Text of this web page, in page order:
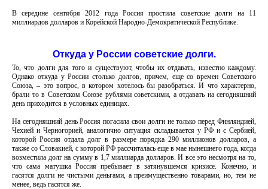
В середине сентября 2012 года Россия простила советские долги на 11
миллиардов долларов и Корейской Народно-Демократической Республике.
Откуда у России советские долги.
То, что долги для того и существуют, чтобы их отдавать, известно каждому.
Однако откуда у России столько долгов, причем, еще со времен Советского
Союза, – это вопрос, в котором хотелось бы разобраться. И что характерно,
брали то в Советском Союзе рублями советскими, а отдавать на сегодняшний
день приходится в условных единицах.
На сегодняшний день Россия погасила свои долги не только перед Финляндией,
Чехией и Черногорией, аналогично ситуация складывается у РФ и с Сербией,
которой Россия отдала долг в размере порядка 290 миллионов долларов, а
также со Словакией, с которой РФ рассчиталась еще в мае нынешнего года, когда
возместила долг на сумму в 1,7 миллиарда долларов. И все это несмотря на то,
что сама матушка Россия пребывает в затянувшемся кризисе. Конечно, и
гасятся долги не чистыми деньгами, а преимущественно товарами, но, тем не
менее, ведь гасятся же.